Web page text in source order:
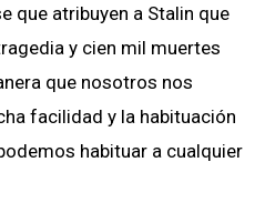
que atribuyen a Stalin que
y cien mil muertes
que nosotros nos
facilidad y la habituación
habituar a cualquier